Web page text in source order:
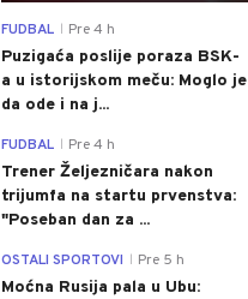
FUDBAL Pre 4 h
Puzigaća poslije poraza BSK-
a u istorijskom meču: Moglo je
da ode i na j...
FUDBAL Pre 4 h
Trener Željezničara nakon
trijumfa na startu prvenstva:
"Poseban dan za ...
OSTALI SPORTOVI Pre 5 h
Moćna Rusija pala u Ubu: